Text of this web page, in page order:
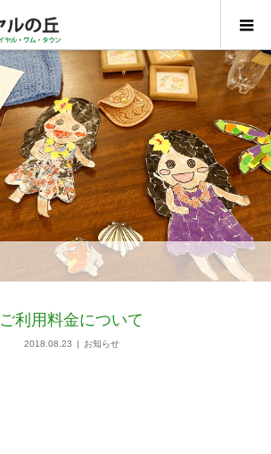
ご利用料金について
2018.08.23 お知らせ